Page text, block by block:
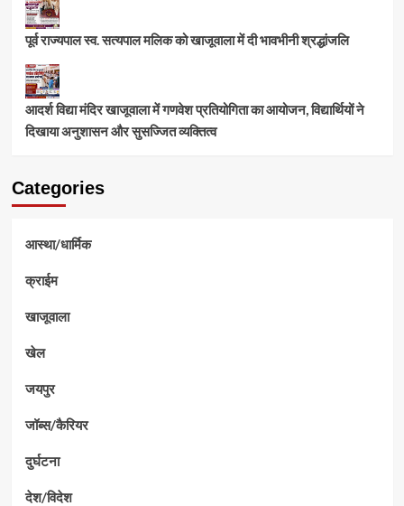
पूर्व राज्यपाल स्व. सत्यपाल मलिक को खाजूवाला में दी भावभीनी श्रद्धांजलि
आदर्श विद्या मंदिर खाजूवाला में गणवेश प्रतियोगिता का आयोजन, विद्यार्थियों ने
दिखाया अनुशासन और सुसज्जित व्यक्तित्व
Categories
आस्था/धार्मिक
क्राईम
खाजूवाला
खेल
जयपुर
जॉब्स/कैरियर
दुर्घटना
देश/विदेश